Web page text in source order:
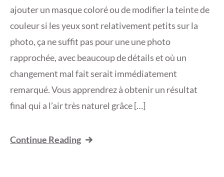
ajouter un masque coloré ou de modifier la teinte de
couleur si les yeux sont relativement petits sur la
photo, ça ne suffit pas pour une une photo
rapprochée, avec beaucoup de détails et où un
changement mal fait serait immédiatement
remarqué. Vous apprendrez à obtenir un résultat
final qui a l’air très naturel grâce […]
Continue Reading